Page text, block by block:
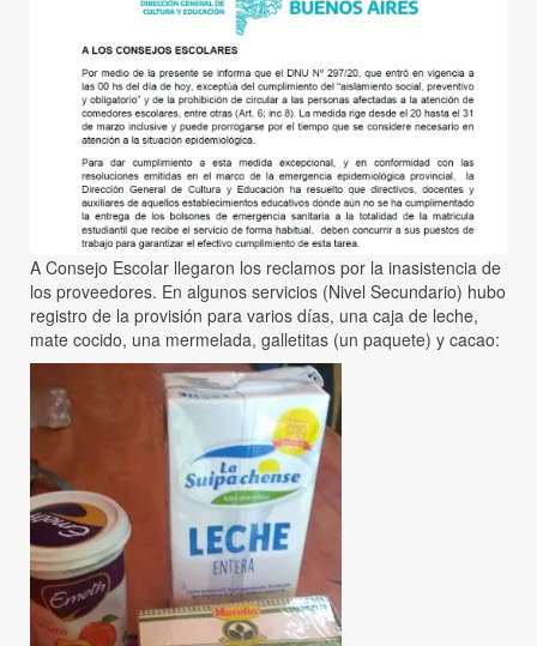
A Consejo Escolar llegaron los reclamos por la inasistencia de
los proveedores. En algunos servicios (Nivel Secundario) hubo
registro de la provisión para varios días, una caja de leche,
mate cocido, una mermelada, galletitas (un paquete) y cacao: